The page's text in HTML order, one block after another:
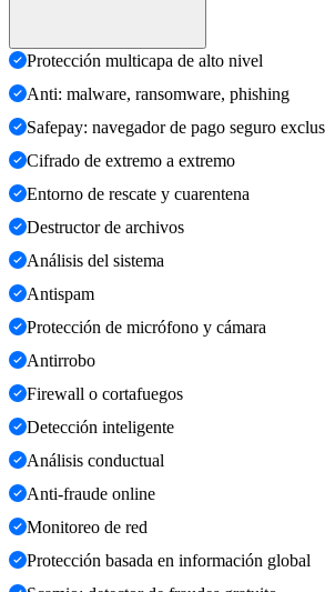
Protección multicapa de alto nivel
Anti: malware, ransomware, phishing
Safepay: navegador de pago seguro
Cifrado de extremo a extremo
Entorno de rescate y cuarentena
Destructor de archivos
Análisis del sistema
Antispam
Protección de micrófono y cámara
Antirrobo
Firewall o cortafuegos
Detección inteligente
Análisis conductual
Anti-fraude online
Monitoreo de red
Protección basada en información global